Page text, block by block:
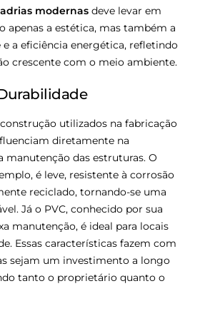
modernas deve levar em
apenas a estética, mas também a
a eficiência energética, refletindo
crescente com o meio ambiente.
utilizados na fabricação
diretamente na
manutenção das estruturas. O
é leve, resistente à corrosão
reciclado, tornando-se uma
Já o PVC, conhecido por sua
manutenção, é ideal para locais
Essas características fazem com
sejam um investimento a longo
tanto o proprietário quanto o